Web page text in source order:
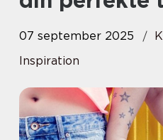
07 september 2025
Inspiration